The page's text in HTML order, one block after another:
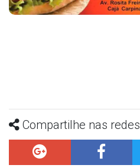
Compartilhe nas redes